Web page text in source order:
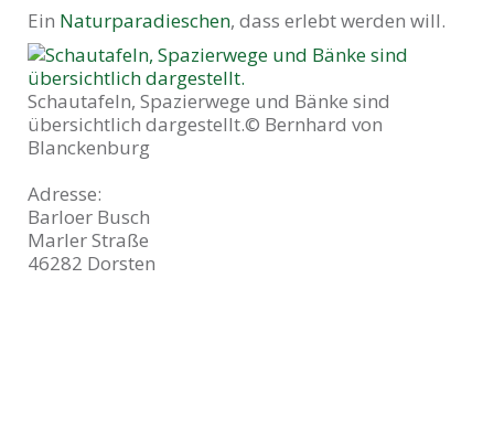
Ein Naturparadieschen, dass erlebt werden will.
Schautafeln, Spazierwege und Bänke sind
übersichtlich dargestellt.© Bernhard von
Blanckenburg
Adresse:
Barloer Busch
Marler Straße
46282 Dorsten